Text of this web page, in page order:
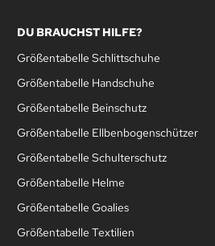
DU BRAUCHST HILFE?
Größentabelle Schlittschuhe
Größentabelle Handschuhe
Größentabelle Beinschutz
Größentabelle Ellbenbogenschützer
Größentabelle Schulterschutz
Größentabelle Helme
Größentabelle Goalies
Größentabelle Textilien